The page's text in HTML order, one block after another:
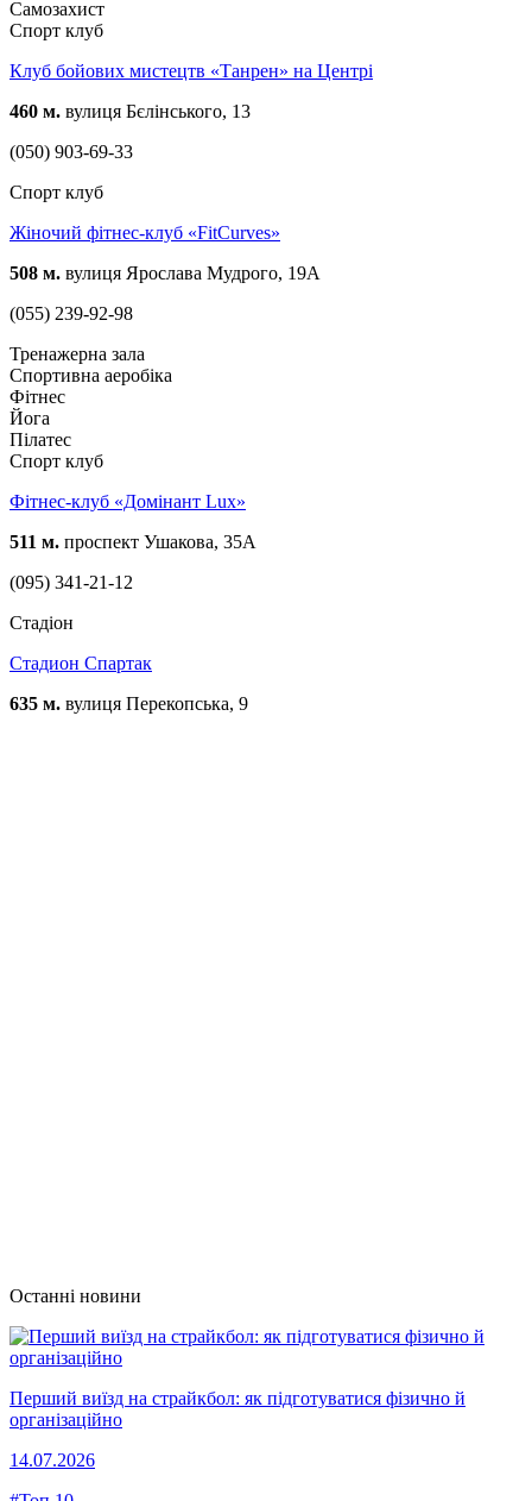
Самозахист
Спорт клуб
Клуб бойових мистецтв «Танрен» на Центрі
460 м. вулиця Бєлінського, 13
(050) 903-69-33
Спорт клуб
Жіночий фітнес-клуб «FitCurves»
508 м. вулиця Ярослава Мудрого, 19А
(055) 239-92-98
Тренажерна зала
Спортивна аеробіка
Фітнес
Йога
Пілатес
Спорт клуб
Фітнес-клуб «Домінант Lux»
511 м. проспект Ушакова, 35А
(095) 341-21-12
Стадіон
Стадион Спартак
635 м. вулиця Перекопська, 9
Останні новини
Перший виїзд на страйкбол: як підготуватися фізично й
організаційно
14.07.2026